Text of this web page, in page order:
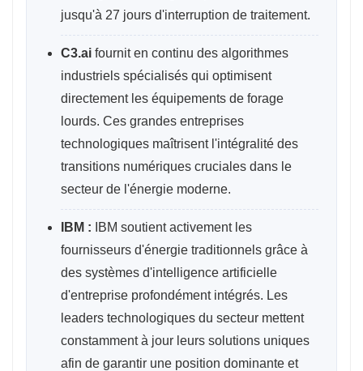
jusqu'à 27 jours d'interruption de traitement.
C3.ai fournit en continu des algorithmes
industriels spécialisés qui optimisent
directement les équipements de forage
lourds. Ces grandes entreprises
technologiques maîtrisent l'intégralité des
transitions numériques cruciales dans le
secteur de l'énergie moderne.
IBM : IBM soutient activement les
fournisseurs d'énergie traditionnels grâce à
des systèmes d'intelligence artificielle
d'entreprise profondément intégrés. Les
leaders technologiques du secteur mettent
constamment à jour leurs solutions uniques
afin de garantir une position dominante et